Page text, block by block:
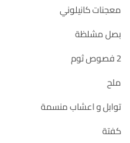
معجنات كانيلوني
بصل مشلظة
2 فصوص ثوم
ملح
توابل و اعشاب منسمة
كفتة